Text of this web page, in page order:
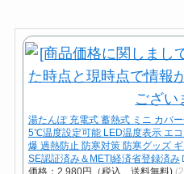
湯たんぽ 充電式 蓄熱式 ミニ カバ
5℃温度設定可能 LED温度表示 エ
爆 過熱防止 防寒対策 防寒グッズ
SE認証済み＆METI経済省登録済み
価格：2,980円（税込、送料無料)